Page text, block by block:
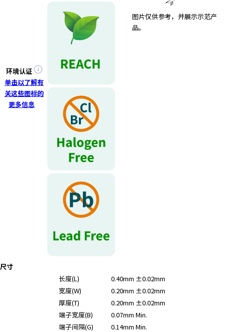
环境认证
单击以了解有
关这些图标的
更多信息
图片仅供参考，并展示示范产
品。
尺寸
长度(L)
0.40mm ±0.02mm
宽度(W)
0.20mm ±0.02mm
厚度(T)
0.20mm ±0.02mm
端子宽度(B)
0.07mm Min.
端子间隔(G)
0.14mm Min.